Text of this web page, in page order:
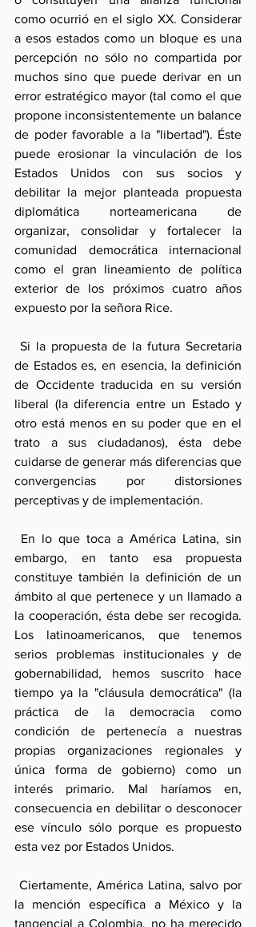
como ocurrió en el siglo XX. Considerar
a esos estados como un bloque es una
percepción no sólo no compartida por
muchos sino que puede derivar en un
error estratégico mayor (tal como el que
propone inconsistentemente un balance
de poder favorable a la "libertad"). Éste
puede erosionar la vinculación de los
Estados Unidos con sus socios y
debilitar la mejor planteada propuesta
diplomática norteamericana de
organizar, consolidar y fortalecer la
comunidad democrática internacional
como el gran lineamiento de política
exterior de los próximos cuatro años
expuesto por la señora Rice.
de Estados es, en esencia, la definición
de Occidente traducida en su versión
liberal (la diferencia entre un Estado y
otro está menos en su poder que en el
trato a sus ciudadanos), ésta debe
cuidarse de generar más diferencias que
convergencias por distorsiones
perceptivas y de implementación.
embargo, en tanto esa propuesta
constituye también la definición de un
ámbito al que pertenece y un llamado a
la cooperación, ésta debe ser recogida.
Los latinoamericanos, que tenemos
serios problemas institucionales y de
gobernabilidad, hemos suscrito hace
tiempo ya la "cláusula democrática" (la
práctica de la democracia como
condición de pertenecía a nuestras
propias organizaciones regionales y
única forma de gobierno) como un
interés primario. Mal haríamos en,
consecuencia en debilitar o desconocer
ese vínculo sólo porque es propuesto
esta vez por Estados Unidos.
la mención específica a México y la
tangencial a Colombia, no ha merecido